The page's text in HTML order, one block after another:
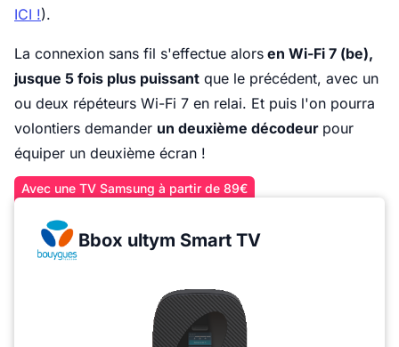
ICI !).
La connexion sans fil s'effectue alors en Wi-Fi 7 (be),
jusque 5 fois plus puissant que le précédent, avec un
ou deux répéteurs Wi-Fi 7 en relai. Et puis l'on pourra
volontiers demander un deuxième décodeur pour
équiper un deuxième écran !
Avec une TV Samsung à partir de 89€
Bbox ultym Smart TV